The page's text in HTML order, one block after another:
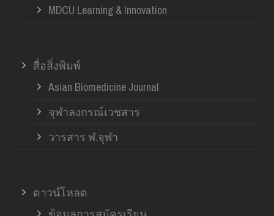
MDCU Learning & Innovation
สื่อสิ่งพิมพ์
Asian Biomedicine Journal
จุฬาลงกรณ์เวชสาร
วารสาร ฬ.จุฬา
ดาวน์โหลด